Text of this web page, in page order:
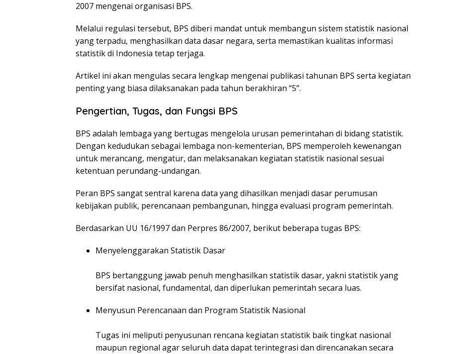
2007 mengenai organisasi BPS.
Melalui regulasi tersebut, BPS diberi mandat untuk membangun sistem statistik nasional
yang terpadu, menghasilkan data dasar negara, serta memastikan kualitas informasi
statistik di Indonesia tetap terjaga.
Artikel ini akan mengulas secara lengkap mengenai publikasi tahunan BPS serta kegiatan
penting yang biasa dilaksanakan pada tahun berakhiran “5”.
Pengertian, Tugas, dan Fungsi BPS
BPS adalah lembaga yang bertugas mengelola urusan pemerintahan di bidang statistik.
Dengan kedudukan sebagai lembaga non-kementerian, BPS memperoleh kewenangan
untuk merancang, mengatur, dan melaksanakan kegiatan statistik nasional sesuai
ketentuan perundang-undangan.
Peran BPS sangat sentral karena data yang dihasilkan menjadi dasar perumusan
kebijakan publik, perencanaan pembangunan, hingga evaluasi program pemerintah.
Berdasarkan UU 16/1997 dan Perpres 86/2007, berikut beberapa tugas BPS:
Menyelenggarakan Statistik Dasar
BPS bertanggung jawab penuh menghasilkan statistik dasar, yakni statistik yang
bersifat nasional, fundamental, dan diperlukan pemerintah secara luas.
Menyusun Perencanaan dan Program Statistik Nasional
Tugas ini meliputi penyusunan rencana kegiatan statistik baik tingkat nasional
maupun regional agar seluruh data dapat terintegrasi dan direncanakan secara